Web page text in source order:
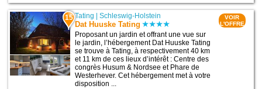
15 Tating |Schleswig-Holstein
Dat Huuske Tating
Proposant un jardin et offrant une vue sur
le jardin, l’hébergement Dat Huuske Tating
se trouve à Tating, à respectivement 40 km
et 11 km de ces lieux d’intérêt : Centre des
congrès Husum & Nordsee et Phare de
Westerhever. Cet hébergement met à votre
disposition ...
VOIR
L'OFFRE